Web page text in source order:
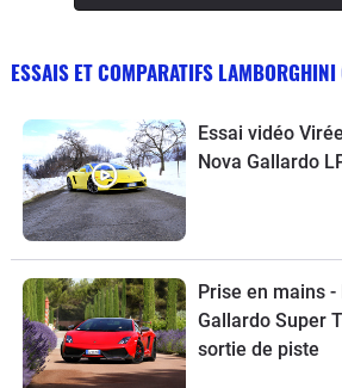
ESSAIS ET COMPARATIFS
Essai vidéo
Nova Gallardo
Prise en mains
Gallardo Super
sortie de piste